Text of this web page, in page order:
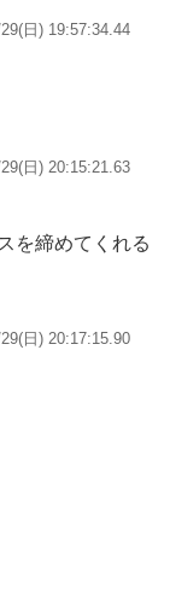
29(日) 19:57:34.44
29(日) 20:15:21.63
を締めてくれる
29(日) 20:17:15.90